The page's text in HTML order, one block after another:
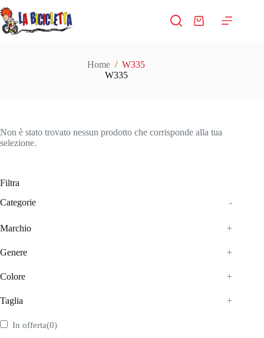
al
contenuto
Carrello
Home / W335
W335
Non è stato trovato nessun prodotto che corrisponde alla tua
selezione.
Filtra
Categorie
-
Marchio +
Genere +
Colore +
Taglia +
In offerta(0)